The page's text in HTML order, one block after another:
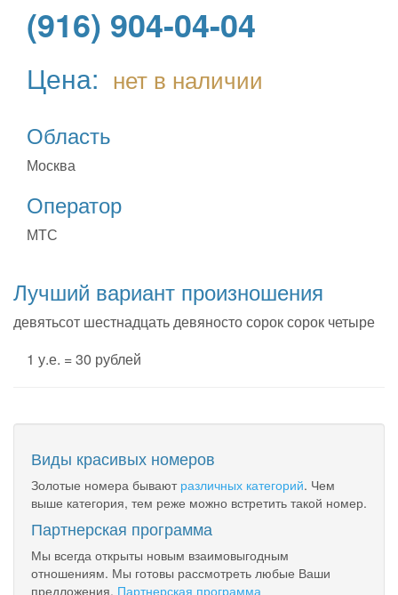
(916) 904-04-04
Цена: нет в наличии
Область
Москва
Оператор
МТС
Лучший вариант произношения
девятьсот шестнадцать девяносто сорок сорок четыре
1 у.е. = 30 рублей
Виды красивых номеров
Золотые номера бывают различных категорий. Чем
выше категория, тем реже можно встретить такой номер.
Партнерская программа
Мы всегда открыты новым взаимовыгодным
отношениям. Мы готовы рассмотреть любые Ваши
предложения. Партнерская программа